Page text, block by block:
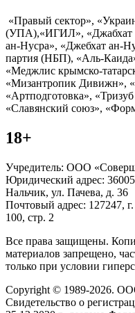
«Правый сектор»,
(УПА),«ИГИЛ», «Джабхат
ан-Нусра», «Джебхат ан-
партия (НБП), «Аль-
«Меджлис крымско-
«Мизантропик Дивижн»,
«Артподготовка»,
«Славянский союз»,
18+
Учредитель: ООО
Юридический адрес:
Нальчик, ул. Пачева, д. 36
Почтовый адрес: 127247,
100, стр. 2
Все права защищены.
материалов запрещено,
только при условии
Copyright © 1989-2026.
Свидетельство о